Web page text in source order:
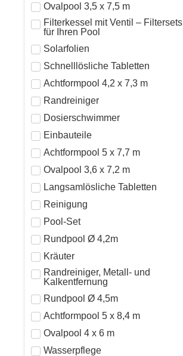
Ovalpool 3,5 x 7,5 m
Filterkessel mit Ventil – Filtersets
für Ihren Pool
Solarfolien
Schnelllösliche Tabletten
Achtformpool 4,2 x 7,3 m
Randreiniger
Dosierschwimmer
Einbauteile
Achtformpool 5 x 7,7 m
Ovalpool 3,6 x 7,2 m
Langsamlösliche Tabletten
Reinigung
Pool-Set
Rundpool Ø 4,2m
Kräuter
Randreiniger, Metall- und
Kalkentfernung
Rundpool Ø 4,5m
Achtformpool 5 x 8,4 m
Ovalpool 4 x 6 m
Wasserpflege